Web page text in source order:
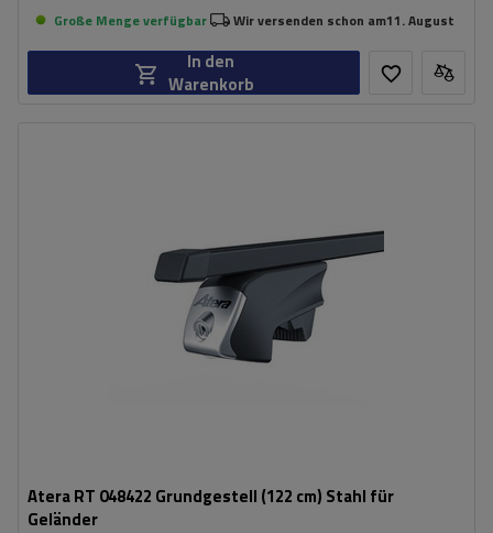
Große Menge verfügbar
Wir versenden schon am11. August
In den
Warenkorb
Atera RT 048422 Grundgestell (122 cm) Stahl für
Geländer